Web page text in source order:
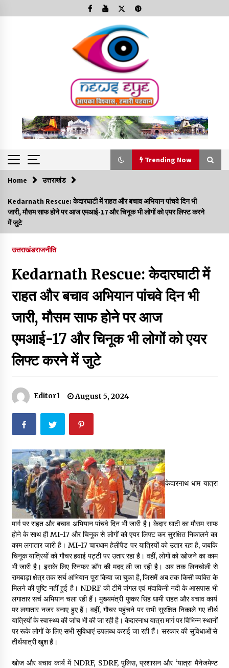
to
Trending Now
Trending Now
Minorities Rights Day : विश्व अल्पसंख्यक अधिकार दिवस
पर रखने की घोषणा
Thought Of The Day 7 September
September 7, 2023
Thought Of The Day 6 September
September 6, 2023
Thought Of The Day 18 May
May 18, 2022
May 17, 2022
Thought Of The Day 16 May
May 16, 2022
Thought Of The Day 14 May
May 14, 2022
Thought Of The Day 13 May
May 13, 2022
Thought Of The Day 12 May
May 12, 2022
Thought Of The Day 11 May
Home उत्तराखंड
Kedarnath Rescue: केदारघाटी में राहत और बचाव अभियान पांचवे दिन भी
जारी, मौसम साफ होने पर आज एमआई-17 और चिनूक भी लोगों को एयर लिफ्ट करने
में जुटे
उत्तराखंडराजनीति
Kedarnath Rescue: केदारघाटी में
राहत और बचाव अभियान पांचवे दिन भी
जारी, मौसम साफ होने पर आज
एमआई-17 और चिनूक भी लोगों को एयर
लिफ्ट करने में जुटे
Editor1 August 5, 2024
केदारनाथ धाम यात्रा
मार्ग पर राहत और बचाव अभियान पांचवे दिन भी जारी है। केदार घाटी का मौसम साफ
होने के साथ ही MI-17 और चिनूक से लोगों को एयर लिफ्ट कर सुरक्षित निकालने का
काम लगातार जारी है। MI-17 चारधाम हेलीपैड पर यात्रियों को उतार रहा है, जबकि
चिनूक यात्रियों को गौचर हवाई पट्टी पर उतार रहा है। वहीं, लोगों को खोजने का काम
भी जारी है। इसके लिए स्निफर डॉग की मदद ली जा रही है। अब तक लिनचोली से
रामबाड़ा क्षेत्र तक सर्च अभियान पूरा किया जा चुका है, जिसमें अब तक किसी व्यक्ति के
मिलने की पुष्टि नहीं हुई है। NDRF की टीमें जंगल एवं मंदाकिनी नदी के आसपास भी
लगातार सर्च अभियान चला रही हैं। मुख्यमंत्री पुष्कर सिंह धामी राहत और बचाव कार्य
पर लगातार नजर बनाए हुए हैं। वहीं, गौचर पहुंचने पर सभी सुरक्षित निकाले गए तीर्थ
यात्रियों के स्वास्थ्य की जांच भी की जा रही है। केदारनाथ यात्रा मार्ग पर विभिन्न स्थानों
पर रूके लोगों के लिए सभी सुविधाएं उपलब्ध कराई जा रही हैं। सरकार की सुविधाओं से
तीर्थयात्री खुश हैं।
खोज और बचाव कार्य में NDRF, SDRF, पुलिस, प्रशासन और ‘यात्रा मैनेजमेण्ट